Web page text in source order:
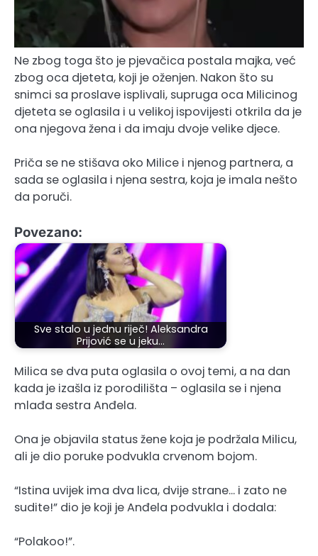
Ne zbog toga što je pjevačica postala majka, već
zbog oca djeteta, koji je oženjen. Nakon što su
snimci sa proslave isplivali, supruga oca Milicinog
djeteta se oglasila i u velikoj ispovijesti otkrila da je
ona njegova žena i da imaju dvoje velike djece.
Priča se ne stišava oko Milice i njenog partnera, a
sada se oglasila i njena sestra, koja je imala nešto
da poruči.
Povezano:
Sve stalo u jednu riječ! Aleksandra
Prijović se u jeku…
Milica se dva puta oglasila o ovoj temi, a na dan
kada je izašla iz porodilišta – oglasila se i njena
mlađa sestra Anđela.
Ona je objavila status žene koja je podržala Milicu,
ali je dio poruke podvukla crvenom bojom.
“Istina uvijek ima dva lica, dvije strane… i zato ne
sudite!” dio je koji je Anđela podvukla i dodala:
“Polakoo!”.